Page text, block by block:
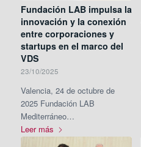
Fundación LAB impulsa la
innovación y la conexión
entre corporaciones y
startups en el marco del
VDS
23/10/2025
Valencia, 24 de octubre de
2025 Fundación LAB
Mediterráneo…
Leer más